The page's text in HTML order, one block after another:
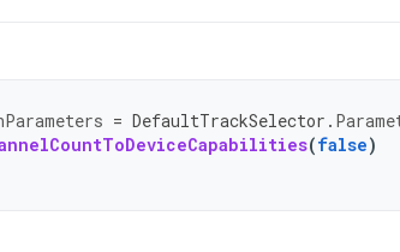
= DefaultTrackSelector .
(false)